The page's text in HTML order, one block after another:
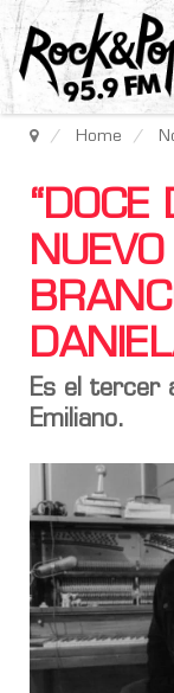
Home
“DOCE
Es el tercer
Emiliano.